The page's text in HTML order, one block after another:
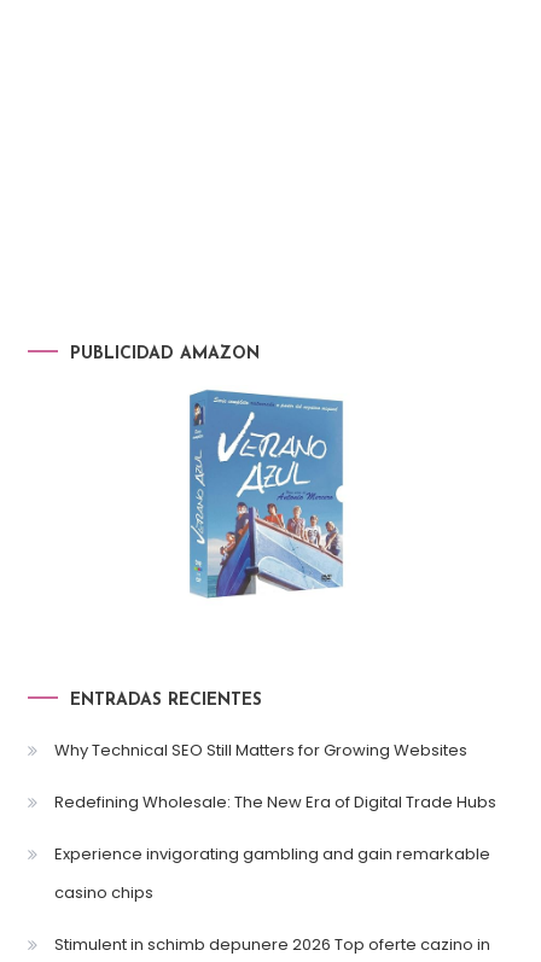
PUBLICIDAD AMAZON
ENTRADAS RECIENTES
Why Technical SEO Still Matters for Growing Websites
Redefining Wholesale: The New Era of Digital Trade Hubs
Experience invigorating gambling and gain remarkable
casino chips
Stimulent in schimb depunere 2026 Top oferte cazino in